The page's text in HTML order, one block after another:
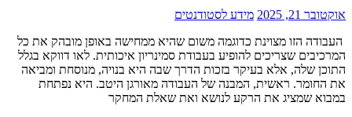
אוקטובר 21, 2025
מידע לסטודנטים
העבודה הזו מצוינת כדוגמה משום שהיא ממחישה באופן מובהק את כל
המרכיבים שצריכים להופיע בעבודת סמינריון איכותית. לאו דווקא בגלל
התוכן שלה, אלא בעיקר בזכות הדרך שבה היא בנויה, מנוסחת ומביאה
את החומר. ראשית, המבנה של העבודה מאורגן היטב. היא נפתחת
במבוא שמציג את הרקע לנושא ואת שאלת המחקר